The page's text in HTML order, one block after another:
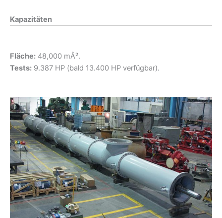
Kapazitäten
Fläche: 48,000 mÂ².
Tests: 9.387 HP (bald 13.400 HP verfügbar).